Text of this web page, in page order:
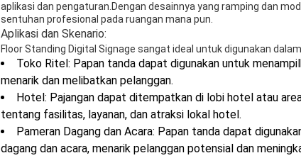
aplikasi dan pengaturan.Dengan desainnya yang ramping dan
sentuhan profesional pada ruangan mana pun.
Aplikasi dan Skenario:
Floor Standing Digital Signage sangat ideal untuk digunakan
Toko Ritel: Papan tanda dapat digunakan untuk
menarik dan melibatkan pelanggan.
Hotel: Pajangan dapat ditempatkan di lobi hotel atau
tentang fasilitas, layanan, dan atraksi lokal hotel.
Pameran Dagang dan Acara: Papan tanda dapat
dagang dan acara, menarik pelanggan potensial dan